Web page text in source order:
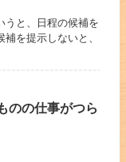
うと、日程の候補を
を提示しないと、
のの仕事がつら